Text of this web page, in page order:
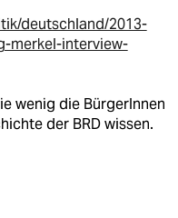
deutschland/2013-
merkel-interview-
wenig die BürgerInnen
der BRD wissen.